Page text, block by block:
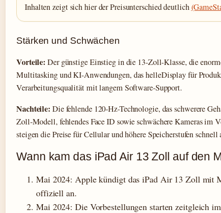
Inhalten zeigt sich hier der Preisunterschied deutlich
Stärken und Schwächen
Vorteile: Der günstige Einstieg in die 13-Zoll-Klasse, die
Multitasking und KI-Anwendungen, das helleDisplay für
Verarbeitungsqualität mit langem Software-Support.
Nachteile: Die fehlende 120-Hz-Technologie, das schwerere
Zoll-Modell, fehlendes Face ID sowie schwächere Kameras im
steigen die Preise für Cellular und höhere Speicherstufen schnell
Wann kam das iPad Air 13 Zoll auf den
Mai 2024: Apple kündigt das iPad Air 13 Zoll mit
offiziell an.
Mai 2024: Die Vorbestellungen starten zeitgleich